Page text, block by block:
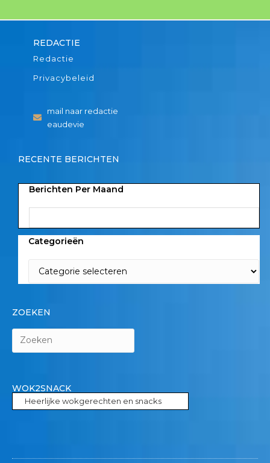
REDACTIE
Redactie
Privacybeleid
mail naar redactie
eaudevie
RECENTE BERICHTEN
Berichten Per Maand
Categorieën
ZOEKEN
WOK2SNACK
Heerlijke wokgerechten en snacks